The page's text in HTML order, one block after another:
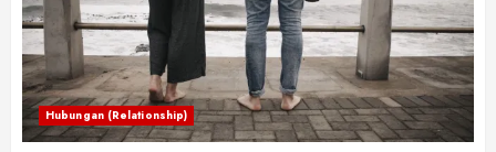
Hubungan (Relationship)